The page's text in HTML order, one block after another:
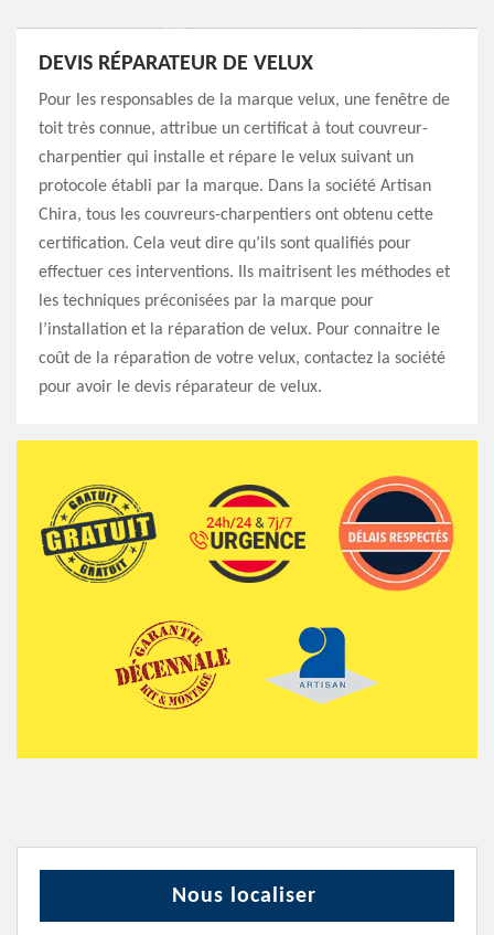
DEVIS RÉPARATEUR DE VELUX
Pour les responsables de la marque velux, une fenêtre de
toit très connue, attribue un certificat à tout couvreur-
charpentier qui installe et répare le velux suivant un
protocole établi par la marque. Dans la société Artisan
Chira, tous les couvreurs-charpentiers ont obtenu cette
certification. Cela veut dire qu’ils sont qualifiés pour
effectuer ces interventions. Ils maitrisent les méthodes et
les techniques préconisées par la marque pour
l’installation et la réparation de velux. Pour connaitre le
coût de la réparation de votre velux, contactez la société
pour avoir le devis réparateur de velux.
Nous localiser